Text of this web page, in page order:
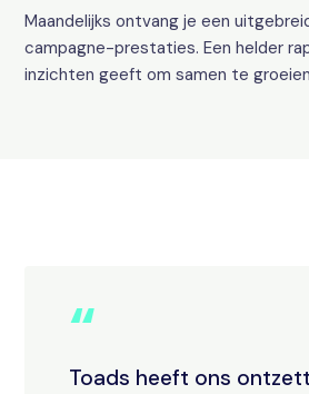
Maandelijks ontvang je een
campagne-prestaties. Een helder
inzichten geeft om samen te
“
Toads heeft ons